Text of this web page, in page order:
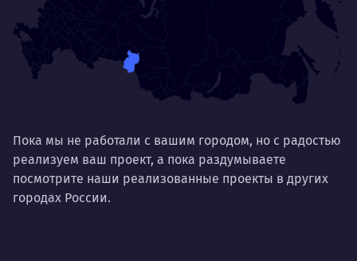
Пока мы не работали с вашим городом, но с радостью
реализуем ваш проект, а пока раздумываете
посмотрите наши реализованные проекты в других
городах России.